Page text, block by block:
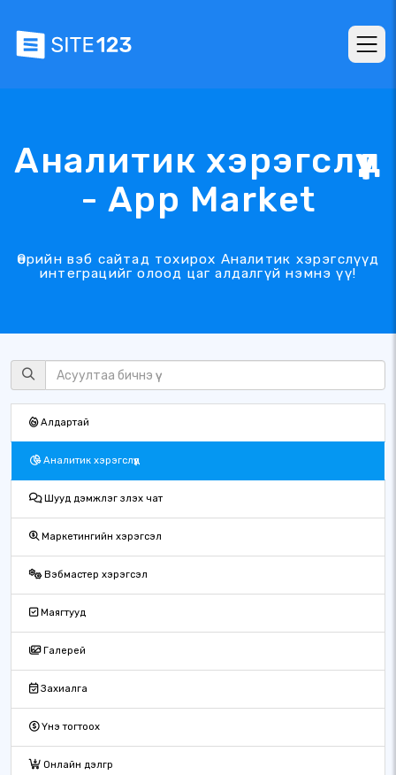
Аналитик хэрэгслүүд
- App Market
Өөрийн вэб сайтад тохирох Аналитик хэрэгслүүд
интеграцийг олоод цаг алдалгүй нэмнэ үү!
Алдартай
Аналитик хэрэгслүүд
Шууд дэмжлэг үзүүлэх чат
Маркетингийн хэрэгсэл
Вэбмастер хэрэгсэл
Маягтууд
Галерей
Захиалга
Үнэ тогтоох
Онлайн дэлгүүр